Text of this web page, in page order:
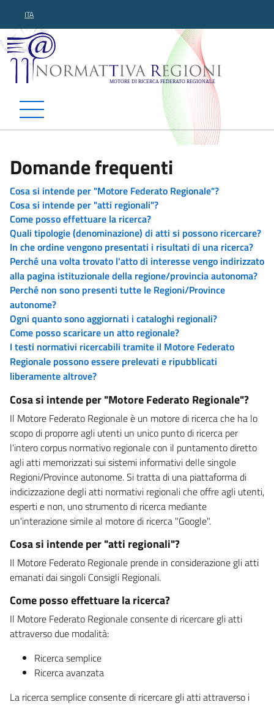
ITA
Normattiva Regioni -
Domande frequenti
Cosa si intende per "Motore Federato Regionale"?
Cosa si intende per "atti regionali"?
Come posso effettuare la ricerca?
Quali tipologie (denominazione) di atti si possono ricercare?
In che ordine vengono presentati i risultati di una ricerca?
Perché una volta trovato l'atto di interesse vengo indirizzato
alla pagina istituzionale della regione/provincia autonoma?
Perché non sono presenti tutte le Regioni/Province
autonome?
Ogni quanto sono aggiornati i cataloghi regionali?
Come posso scaricare un atto regionale?
I testi normativi ricercabili tramite il Motore Federato
Regionale possono essere prelevati e ripubblicati
liberamente altrove?
Cosa si intende per "Motore Federato Regionale"?
Il Motore Federato Regionale è un motore di ricerca che ha lo
scopo di proporre agli utenti un unico punto di ricerca per
l'intero corpus normativo regionale con il puntamento diretto
agli atti memorizzati sui sistemi informativi delle singole
Regioni/Province autonome. Si tratta di una piattaforma di
indicizzazione degli atti normativi regionali che offre agli utenti,
esperti e non, uno strumento di ricerca mediante
un'interazione simile al motore di ricerca "Google".
Cosa si intende per "atti regionali"?
Il Motore Federato Regionale prende in considerazione gli atti
emanati dai singoli Consigli Regionali.
Come posso effettuare la ricerca?
Il Motore Federato Regionale consente di ricercare gli atti
attraverso due modalità:
Ricerca semplice
Ricerca avanzata
La ricerca semplice consente di ricercare gli atti attraverso i